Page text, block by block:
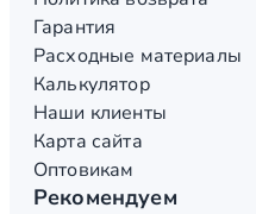
Гарантия
Расходные материалы
Калькулятор
Наши клиенты
Карта сайта
Оптовикам
Рекомендуем